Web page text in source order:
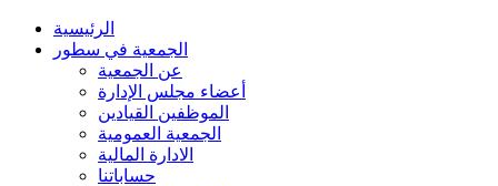
الرئيسية
الجمعية في سطور
عن الجمعية
أعضاء مجلس الإدارة
الموظفين القيادين
الجمعية العمومية
الادارة المالية
حساباتنا